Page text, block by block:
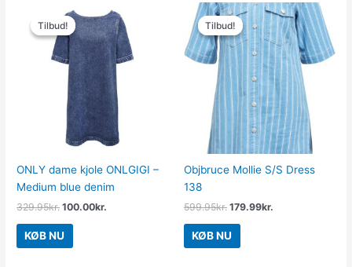
Tilbud!
Tilbud!
ONLY dame kjole ONLGIGI –
Medium blue denim
329.95kr.
oprindelige
pris
var:
329.95kr..
100.00kr.
aktuelle
pris
er:
100.00kr..
KØB NU
Tilbud!
Tilbud!
Objbruce Mollie S/S Dress
138
599.95kr.
Den
oprindelige
pris
var:
599.95kr..
179.99kr.
Den
aktuelle
pris
er:
179.99kr..
KØB NU